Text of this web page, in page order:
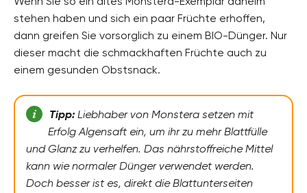
stehen haben und sich ein paar Früchte erhoffen,
dann greifen Sie vorsorglich zu einem BIO-Dünger. Nur
dieser macht die schmackhaften Früchte auch zu
einem gesunden Obstsnack.
Tipp: Liebhaber von Monstera setzen mit
Erfolg Algensaft ein, um ihr zu mehr Blattfülle
und Glanz zu verhelfen. Das nährstoffreiche Mittel
kann wie normaler Dünger verwendet werden.
Doch besser ist es, direkt die Blattunterseiten